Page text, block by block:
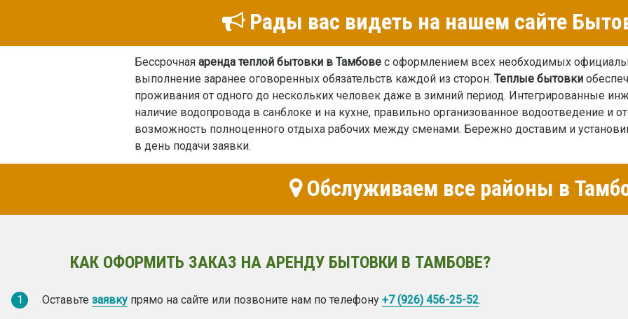
Рады вас видеть на нашем сайте
Бессрочная аренда теплой бытовки в Тамбове с оформлением всех необходимых
выполнение заранее оговоренных обязательств каждой из сторон. Теплые бытовки
проживания от одного до нескольких человек даже в зимний период. Интегрированные
наличие водопровода в санблоке и на кухне, правильно организованное водоотведение и
возможность полноценного отдыха рабочих между сменами. Бережно доставим и
в день подачи заявки.
Обслуживаем все районы в
КАК ОФОРМИТЬ ЗАКАЗ НА АРЕНДУ БЫТОВКИ В ТАМБОВЕ?
1 Оставьте заявку прямо на сайте или позвоните нам по телефону +7 (926) 456-25-52.